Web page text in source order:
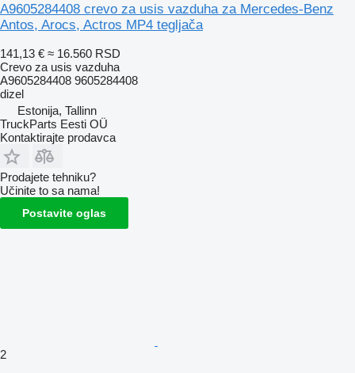
A9605284408 crevo za usis vazduha za Mercedes-Benz
Antos, Arocs, Actros MP4 tegljača
141,13 € ≈ 16.560 RSD
Crevo za usis vazduha
A9605284408 9605284408
dizel
Estonija, Tallinn
TruckParts Eesti OÜ
Kontaktirajte prodavca
Prodajete tehniku?
Učinite to sa nama!
Postavite oglas
2